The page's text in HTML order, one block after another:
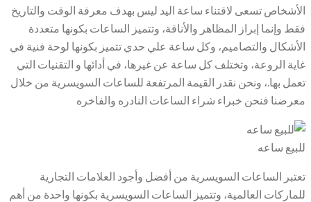
الأشخاص تسعى لاقتناء ساعة اليد ليس بهدف معرفة الوقت والتاريخ
فقط وإنما إبراز المظاهر والأناقة، وتتميز الساعات بكونها متعددة
الأشكال والتصاميم، وكل ساعة علي حدي تتميز بكونها لوحة فنية في
غاية الروعة، وتختلف كل ساعة عن غيرها، في أدائها و التقنيات التي
تعمل بها.، ونحن نقدر القيمة المرتفعة للساعات السويسرية من خلال
معرضنا فنحن خبراء شراء الساعات النادره والفاخره
للبيع ساعه
تعتبر الساعات السويسرية من أفضل وأجود العلامات التجارية
للماركات العالمية، وتتميز الساعات السويسرية بكونها واحدة من أهم